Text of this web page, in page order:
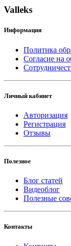
Valleks
Информация
Политика
Согласие на
Личный кабинет
Авторизация
Регистрация
Отзывы
Полезное
Блог статей
Видеоблог
Полезные
Контакты